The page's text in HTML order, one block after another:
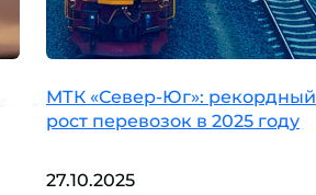
МТК «Север-Юг»: рекордный
рост перевозок в 2025 году
27.10.2025